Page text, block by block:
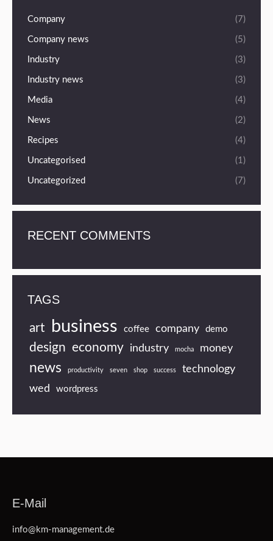
Company (7)
Company news (5)
Industry (3)
Industry news (3)
Media (4)
News (2)
Recipes (4)
Uncategorised (1)
Uncategorized (7)
RECENT COMMENTS
TAGS
art business coffee company demo
design economy industry mocha money
news productivity seven shop success
technology
wed
wordpress
E-Mail
info@km-management.de